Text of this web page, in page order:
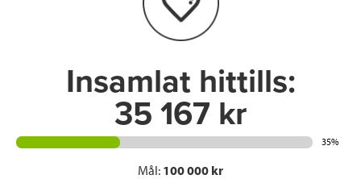
I
n
Insamlat hittills:
35 167 kr
35%
Mål: 100 000 kr